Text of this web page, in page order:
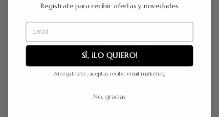
Regístrate para recibir ofertas y novedades
Email
SÍ, ¡LO QUIERO!
Al registrarte, aceptas recibir email marketing
No, gracias